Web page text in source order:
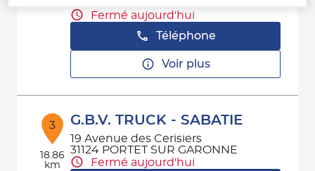
Fermé aujourd'hui
Téléphone
Voir plus
3
18.86
km
G.B.V. TRUCK - SABATIE
19 Avenue des Cerisiers
31124 PORTET SUR GARONNE
Fermé aujourd'hui